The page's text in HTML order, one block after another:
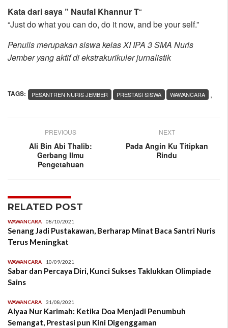
Kata dari saya ” Naufal Khannur T“
“Just do what you can do, do it now, and be your self.”
Penulis merupakan siswa kelas XI IPA 3 SMA Nuris
Jember yang aktif di ekstrakurikuler jurnalistik
TAGS: ,
PESANTREN NURIS JEMBER PRESTASI SISWA WAWANCARA
PREVIOUS
Ali Bin Abi Thalib:
Gerbang Ilmu
Pengetahuan
NEXT
Pada Angin Ku Titipkan
Rindu
RELATED POST
WAWANCARA 08/10/2021
Senang Jadi Pustakawan, Berharap Minat Baca Santri Nuris
Terus Meningkat
WAWANCARA 10/09/2021
Sabar dan Percaya Diri, Kunci Sukses Taklukkan Olimpiade
Sains
WAWANCARA 31/08/2021
Alyaa Nur Karimah: Ketika Doa Menjadi Penumbuh
Semangat, Prestasi pun Kini Digenggaman